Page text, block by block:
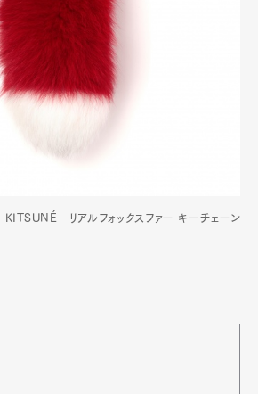
リアルフォックスファー キーチェーン